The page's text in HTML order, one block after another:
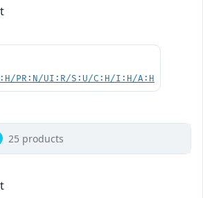
PR:N/UI:R/S:U/C:H/I:H/A:H
25 products